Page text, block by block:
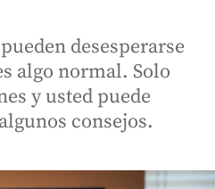
desesperarse
algo normal. Solo
y usted puede
consejos.